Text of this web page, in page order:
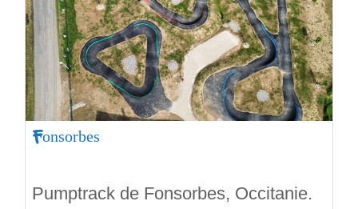
Fonsorbes
Pumptrack de Fonsorbes, Occitanie.